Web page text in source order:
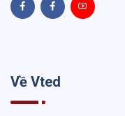
Về Vted